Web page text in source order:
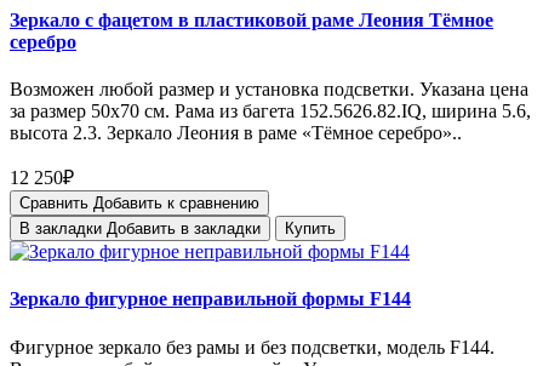
Зеркало с фацетом в пластиковой раме Леония Тёмное
серебро
Возможен любой размер и установка подсветки. Указана цена
за размер 50х70 см. Рама из багета 152.5626.82.IQ, ширина 5.6,
высота 2.3. Зеркало Леония в раме «Тёмное серебро»..
12 250₽
Сравнить Добавить к сравнению
В закладки Добавить в закладки Купить
Зеркало фигурное неправильной формы F144
Фигурное зеркало без рамы и без подсветки, модель F144.